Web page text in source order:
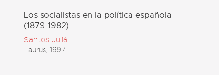
Los socialistas en la política española
(1879-1982).
Santos Juliá.
Taurus, 1997.